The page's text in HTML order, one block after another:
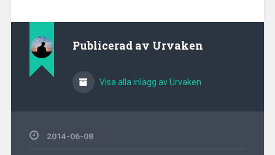
Publicerad av Urvaken
Visa alla inlägg av Urvaken
2014-06-08